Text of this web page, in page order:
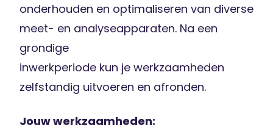
onderhouden en optimaliseren van diverse
meet- en analyseapparaten. Na een
grondige
inwerkperiode kun je werkzaamheden
zelfstandig uitvoeren en afronden.
Jouw werkzaamheden: